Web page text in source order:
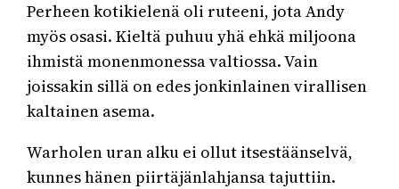
Perheen kotikielenä oli ruteeni, jota Andy
myös osasi. Kieltä puhuu yhä ehkä miljoona
ihmistä monenmonessa valtiossa. Vain
joissakin sillä on edes jonkinlainen virallisen
kaltainen asema.
Warholen uran alku ei ollut itsestäänselvä,
kunnes hänen piirtäjänlahjansa tajuttiin.